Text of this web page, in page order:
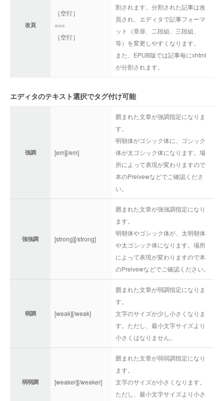
改頁
［空行］
===
［空行］
割されます。分割された記事は改
頁され、エディタで記事フォーマ
ット（章扉、二段組、三段組、
等）を変更しやすくなります。
また、EPUB版では記事毎にxhtml
が分割されます。
エディタのテキスト選択でタグ付け可能
強調 [em][/em]
囲まれた文章が強調指定になりま
す。
明朝体がゴシック体に、ゴシック
体が太ゴシック体になります。場
所によって表現が変わりますので
本のPreivewなどでご確認くださ
い。
強強調 [strong][/strong]
囲まれた文章が強強調指定になり
ます。
明朝体やゴシック体が、太明朝体
や太ゴシック体になります。場所
によって表現が変わりますので本
のPreivewなどでご確認ください。
弱調 [weak][/weak]
囲まれた文章が弱調指定になりま
す。
文字のサイズが少し小さくなりま
す。ただし、最小文字サイズより
小さくはなりません。
弱弱調 [weaker][/weaker]
囲まれた文章が弱弱調指定になり
ます。
文字のサイズが小さくなります。
ただし、最小文字サイズより小さ